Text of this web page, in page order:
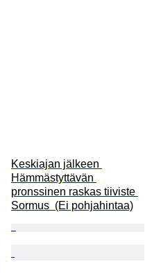
Keskiajan jälkeen
Hämmästyttävän
pronssinen raskas tiiviste
Sormus  (Ei pohjahintaa)